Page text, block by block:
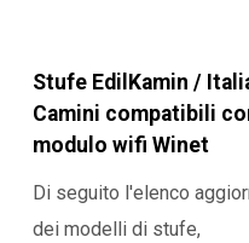
Stufe EdilKamin /
Camini compatibili
modulo wifi Winet
Di seguito l'elenco
dei modelli di stufe,